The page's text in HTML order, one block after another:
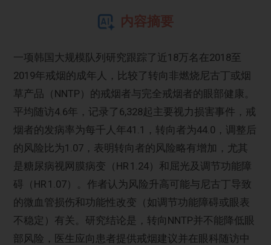
内容摘要
一项韩国大规模队列研究跟踪了近18万名在2018至
2019年戒烟的成年人，比较了转向非燃烧尼古丁或烟
草产品（NNTP）的戒烟者与完全戒烟者的眼部健康。
平均随访4.6年，记录了6,328起主要视力损害事件，戒
烟者的发病率为每千人年41.1，转向者为44.0，调整后
的风险比为1.07，表明转向者的风险略有增加，尤其
是糖尿病视网膜病变（HR 1.24）和屈光及调节功能障
碍（HR 1.07）。作者认为风险升高可能与尼古丁导致
的微血管损伤和功能性改变（如调节功能障碍或眼表
不稳定）有关。研究结论是，转向NNTP并不能降低眼
部风险，医生应向患者提供戒烟建议并在眼科随访中